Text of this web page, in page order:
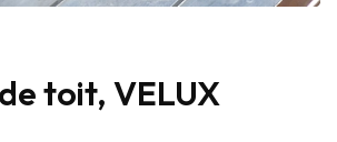
toit, VELUX